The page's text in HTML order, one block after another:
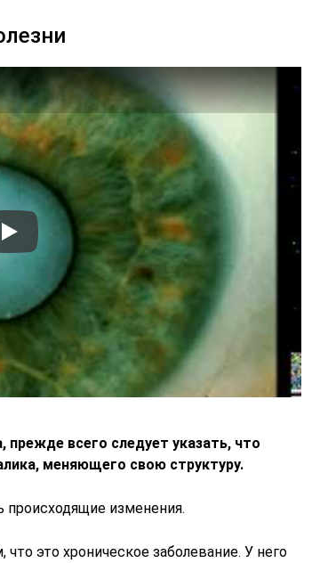
прежде всего следует указать, что
меняющего свою структуру.
изменения.
это хроническое заболевание. У него